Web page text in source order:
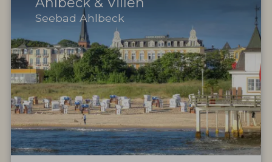
Seebad Ahlbeck